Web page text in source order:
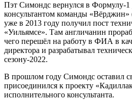
Пэт Симондс вернулся в Формулу-1
консультантом команды
уже в 2013 году получил пост
«Уильямсе». Там англичанин
чего перешёл на работу в ФИА в
директора и разрабатывал
сезону-2022.
В прошлом году Симондс оставил
присоединился к проекту
исполнительного консультанта.